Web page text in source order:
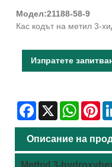
Модел:21188-58-9
Кас кодът на метил 3-
Изпратете
Facebook
X WhatsApp
Описание на
Methyl 3-